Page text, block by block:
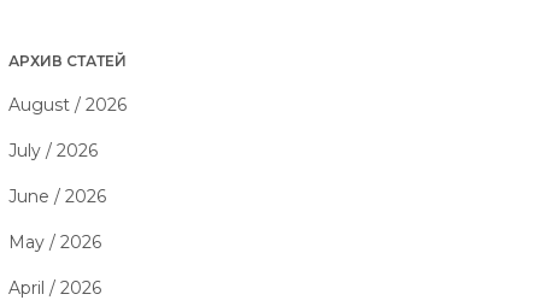
АРХИВ СТАТЕЙ
August / 2026
July / 2026
June / 2026
May / 2026
April / 2026